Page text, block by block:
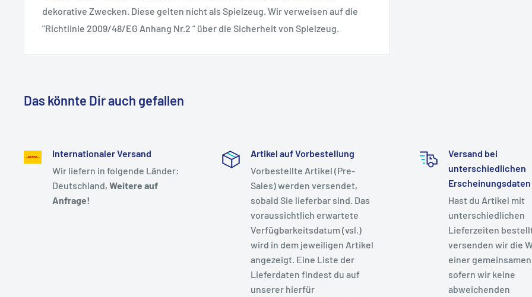
dekorative Zwecken. Diese gelten nicht als Spielzeug. Wir verweisen auf die
"Richtlinie 2009/48/EG Anhang Nr.2 “ über die Sicherheit von Spielzeug.
Das könnte Dir auch gefallen
Internationaler Versand
Wir liefern in folgende Länder:
Deutschland, Weitere auf
Anfrage!
Artikel auf Vorbestellung
Vorbestellte Artikel (Pre-
Sales) werden versendet,
sobald Sie lieferbar sind. Das
voraussichtlich erwartete
Verfügbarkeitsdatum (vsl.)
wird in dem jeweiligen Artikel
angezeigt. Eine Liste der
Lieferdaten findest du auf
unserer hierfür
Versand bei
unterschiedlichen
Erscheinungsdaten
Hast du Artikel mit
unterschiedlichen
Lieferzeiten
versenden wir die
einer
sofern wir keine
abweichenden